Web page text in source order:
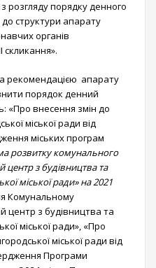
розгляду порядку денного
структури апарату
органів
скликання».
рекомендацією апарату
порядок денний
«Про внесення змін до
міської ради від
міських програм
розвитку комунального
центр з будівництва та
міської ради» на 2021
Комунальному
центр з будівництва та
міської ради», «Про
міської ради від
Програми